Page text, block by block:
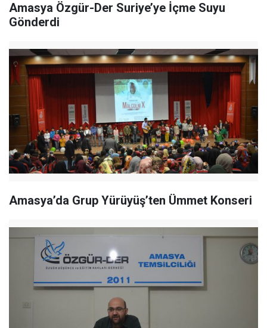
Amasya Özgür-Der Suriye’ye İçme Suyu
Gönderdi
Amasya’da Grup Yürüyüş’ten Ümmet Konseri